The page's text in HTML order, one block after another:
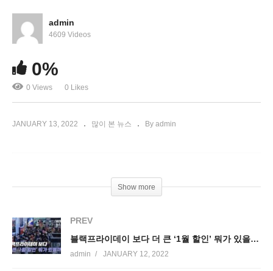
오미크론 직격탄 ‘감염결근, 물건바닥, 물가급등, 판
매급감’ 악순환
admin
4609 Videos
0%
0 Views 0 Likes
JANUARY 13, 2022 많이 본 뉴스 By admin
Show more
PREV
블랙프라이데이 보다 더 큰 ‘1월 할인’ 뭐가 있을까?
admin JANUARY 12, 2022